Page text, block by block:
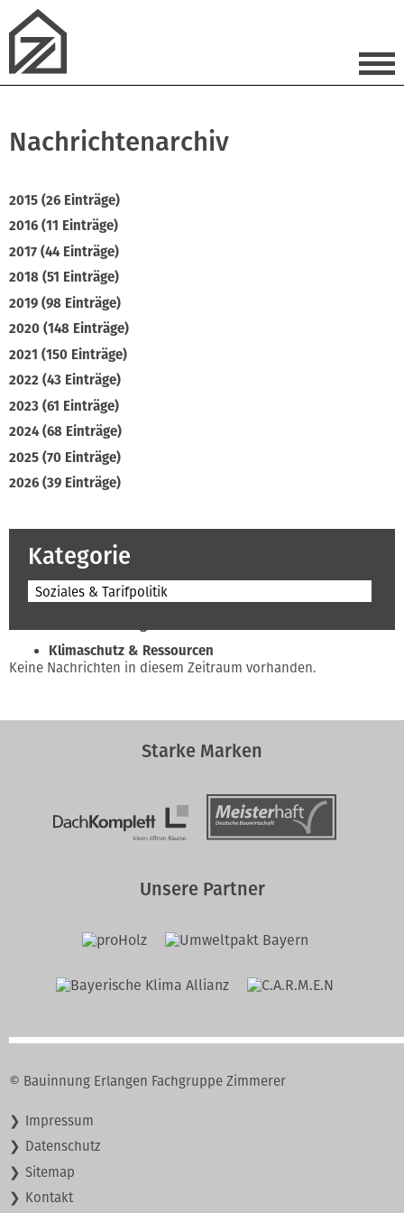
Nachrichtenarchiv
2015 (26 Einträge)
2016 (11 Einträge)
2017 (44 Einträge)
2018 (51 Einträge)
2019 (98 Einträge)
2020 (148 Einträge)
2021 (150 Einträge)
2022 (43 Einträge)
2023 (61 Einträge)
2024 (68 Einträge)
2025 (70 Einträge)
2026 (39 Einträge)
Kategorie
Soziales & Tarifpolitik
Klimaschutz & Ressourcen
Normen & Fachregeln
Soziales & Tarifpolitik
Innung
Keine Nachrichten in diesem Zeitraum vorhanden.
Starke Marken
Unsere Partner
© Bauinnung Erlangen Fachgruppe Zimmerer
Navigation
überspringen
Impressum
Datenschutz
Sitemap
Kontakt